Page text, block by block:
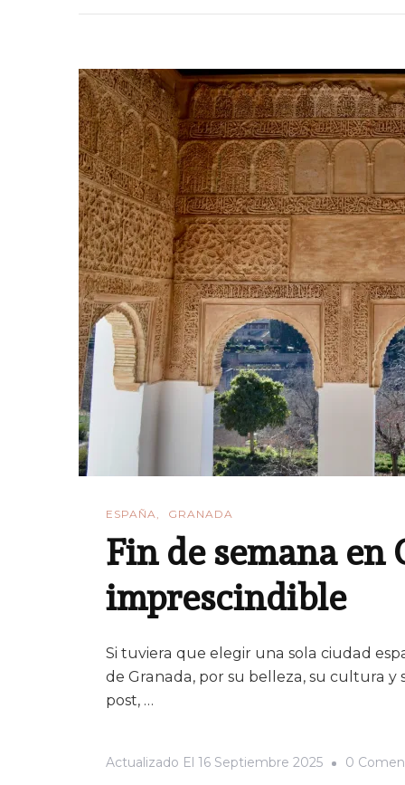
ESPAÑA GRANADA
Fin de semana en
imprescindible
Si tuviera que elegir una sola ciudad
de Granada, por su belleza, su cultura y
post, …
Actualizado El 16 Septiembre 2025 0